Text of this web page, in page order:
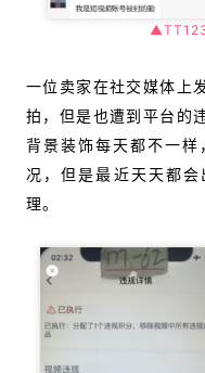
一位卖家在社交媒体上
拍，但是也遭到平台的
背景装饰每天都不一
况，但是最近天天都
理。